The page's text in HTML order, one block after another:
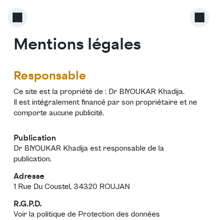
Mentions légales
Responsable
Ce site est la propriété de : Dr BIYOUKAR Khadija.
Il est intégralement financé par son propriétaire et ne
comporte aucune publicité.
Publication
Dr BIYOUKAR Khadija est responsable de la
publication.
Adresse
1 Rue Du Coustel, 34320 ROUJAN
R.G.P.D.
Voir la politique de Protection des données